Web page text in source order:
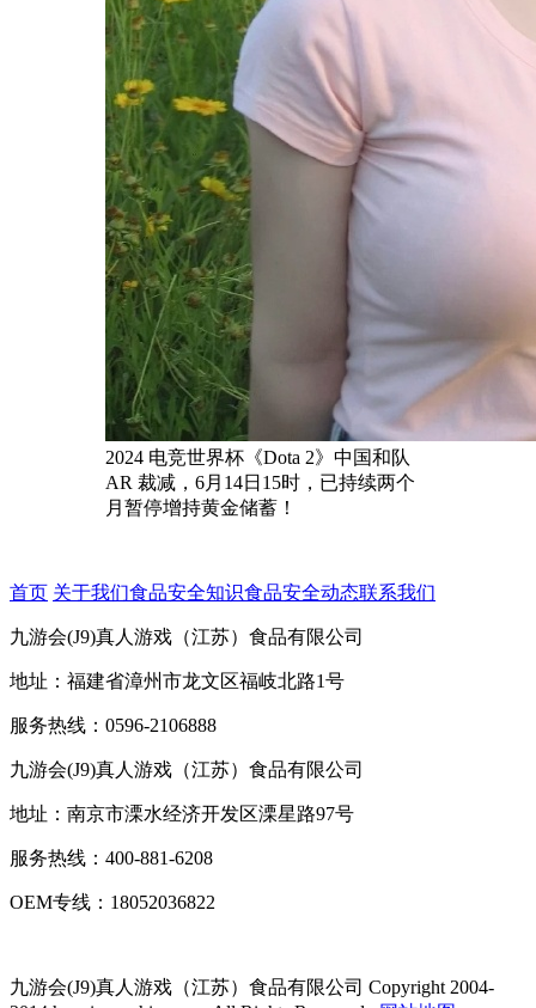
2024 电竞世界杯《Dota 2》中国和队
AR 裁减，6月14日15时，已持续两个
月暂停增持黄金储蓄！
首页 关于我们食品安全知识食品安全动态联系我们
九游会(J9)真人游戏（江苏）食品有限公司
地址：福建省漳州市龙文区福岐北路1号
服务热线：0596-2106888
九游会(J9)真人游戏（江苏）食品有限公司
地址：南京市溧水经济开发区溧星路97号
服务热线：400-881-6208
OEM专线：18052036822
九游会(J9)真人游戏（江苏）食品有限公司 Copyright 2004-